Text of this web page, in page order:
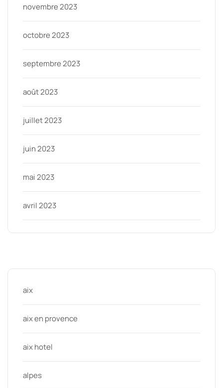
novembre 2023
octobre 2023
septembre 2023
août 2023
juillet 2023
juin 2023
mai 2023
avril 2023
aix
aix en provence
aix hotel
alpes